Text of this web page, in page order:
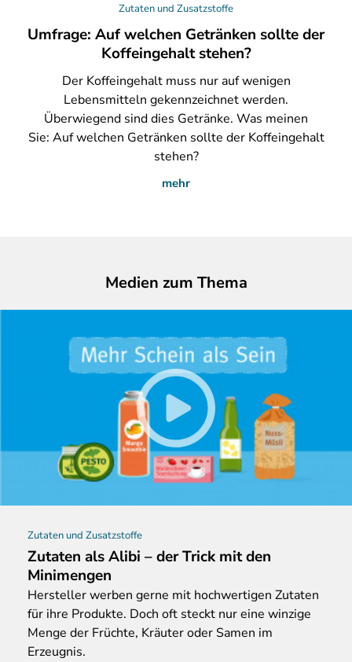
Zutaten und Zusatzstoffe
Umfrage: Auf welchen Getränken sollte der
Koffeingehalt stehen?
DerKoffeingehalt muss nur auf wenigen
Lebensmitteln gekennzeichnet werden.
Überwiegend sind dies Getränke. Was meinen
Sie: Auf welchen Getränken sollte der Koffeingehalt
stehen?
mehr
Medien zum Thema
Zutaten und Zusatzstoffe
Zutaten als Alibi – der Trick mit den
Minimengen
Herstellerwerben gerne mit hochwertigen Zutaten
für ihre Produkte. Doch oft steckt nur eine winzige
Menge der Früchte, Kräuter oder Samen im
Erzeugnis.